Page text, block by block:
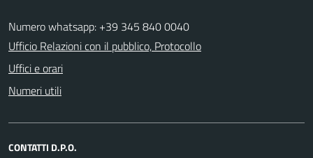
Numero whatsapp: +39 345 840 0040
Ufficio Relazioni con il pubblico, Protocollo
Uffici e orari
Numeri utili
CONTATTI D.P.O.